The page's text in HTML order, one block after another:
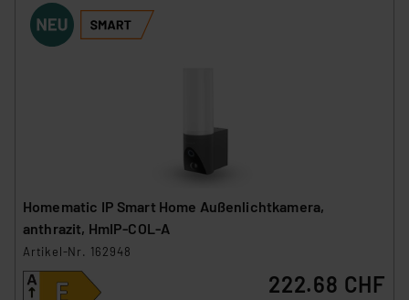
Homematic IP Smart Home Außenlichtkamera,
anthrazit, HmIP-COL-A
Artikel-Nr. 162948
222.68 CHF